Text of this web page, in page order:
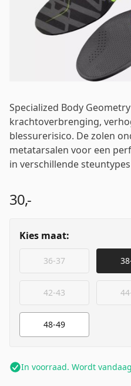
Specialized Body
krachtoverbrenging,
blessurerisico. De zolen
metatarsalen voor een
in verschillende
30,-
Kies maat:
36-37
42-43
48-49
In voorraad. Wordt
Emailadres*
Wachtwoord